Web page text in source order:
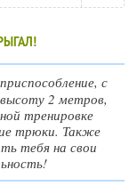
с
2 метров,
тренировке
трюки. Также
тебя на свои